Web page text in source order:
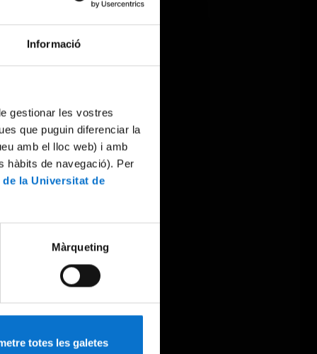
Informació
gestionar les vostres
que puguin diferenciar la
amb el lloc web) i amb
hàbits de navegació). Per
la Universitat de
Màrqueting
totes les galetes